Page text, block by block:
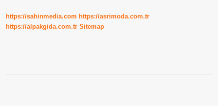
https://sahinmedia.com https://asrimoda.com.tr
https://alpakgida.com.tr Sitemap